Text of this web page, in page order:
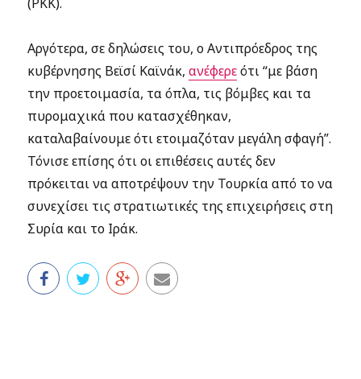
Αργότερα, σε δηλώσεις του, ο Αντιπρόεδρος της
κυβέρνησης Βεϊσί Καϊνάκ,ανέφερεότι “με βάση
την προετοιμασία, τα όπλα, τις βόμβες και τα
πυρομαχικά που κατασχέθηκαν,
καταλαβαίνουμε ότι ετοιμαζόταν μεγάλη σφαγή”.
Τόνισε επίσης ότι οι επιθέσεις αυτές δεν
πρόκειται να αποτρέψουν την Τουρκία από το να
συνεχίσει τις στρατιωτικές της επιχειρήσεις στη
Συρία και το Ιράκ.